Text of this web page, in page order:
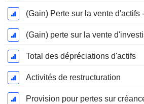
(Gain) Perte sur la vente d'actifs
Total des dépréciations d'actifs
Activités de restructuration
Provision pour pertes sur